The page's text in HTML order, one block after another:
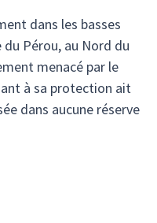
dans les basses
Pérou, au Nord du
menacé par le
à sa protection ait
dans aucune réserve